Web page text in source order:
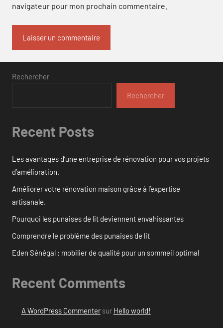
navigateur pour mon prochain commentaire.
Rechercher
Rechercher
Recent Posts
Les avantages d’une entreprise de rénovation pour vos projets
d’amélioration.
Améliorer votre rénovation maison grâce à l’expertise
artisanale.
Pourquoi les punaises de lit deviennent envahissantes
Comprendre le problème des punaises de lit
Eden Sénégal : mobilier de qualité pour un sommeil optimal
Recent Comments
A WordPress Commentersur Hello world!